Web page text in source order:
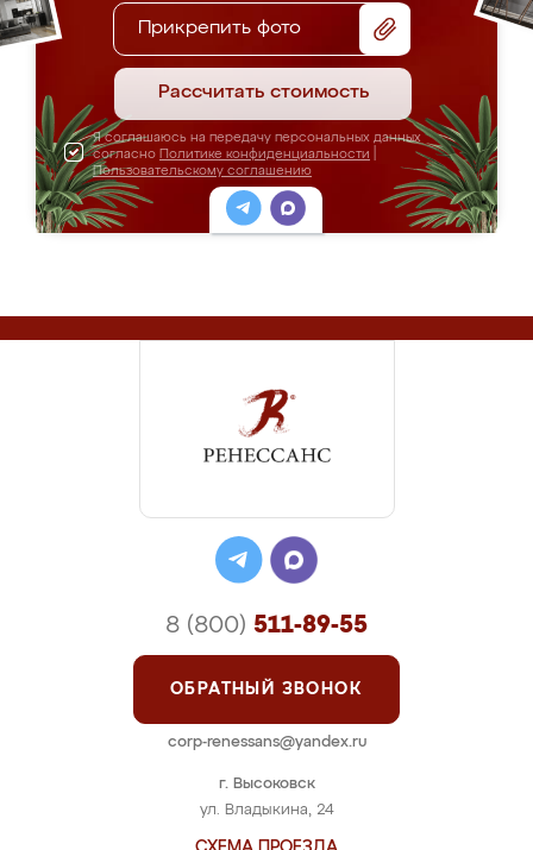
Прикрепить фото
Рассчитать стоимость
Я соглашаюсь на передачу персональных данных
согласно Политике конфиденциальности
Пользовательскому соглашению
г. Высоковск
ул. Владыкина, 24
8 (800) 511-89-55
ОБРАТНЫЙ ЗВОНОК
corp-renessans@yandex.ru